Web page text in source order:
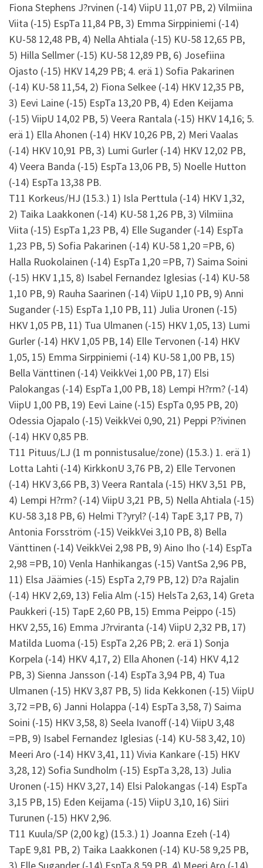
Fiona Stephens J?rvinen (-14) ViipU 11,07 PB, 2) Vilmiina
Viita (-15) EspTa 11,84 PB, 3) Emma Sirppiniemi (-14)
KU-58 12,48 PB, 4) Nella Ahtiala (-15) KU-58 12,65 PB,
5) Hilla Sellmer (-15) KU-58 12,89 PB, 6) Josefiina
Ojasto (-15) HKV 14,29 PB; 4. erä 1) Sofia Pakarinen
(-14) KU-58 11,54, 2) Fiona Selkee (-14) HKV 12,35 PB,
3) Eevi Laine (-15) EspTa 13,20 PB, 4) Eden Keijama
(-15) ViipU 14,02 PB, 5) Veera Rantala (-15) HKV 14,16; 5.
erä 1) Ella Ahonen (-14) HKV 10,26 PB, 2) Meri Vaalas
(-14) HKV 10,91 PB, 3) Lumi Gurler (-14) HKV 12,02 PB,
4) Veera Banda (-15) EspTa 13,06 PB, 5) Noelle Hutton
(-14) EspTa 13,38 PB.
T11 Korkeus/HJ (15.3.) 1) Isla Perttula (-14) HKV 1,32,
2) Taika Laakkonen (-14) KU-58 1,26 PB, 3) Vilmiina
Viita (-15) EspTa 1,23 PB, 4) Elle Sugander (-14) EspTa
1,23 PB, 5) Sofia Pakarinen (-14) KU-58 1,20 =PB, 6)
Halla Ruokolainen (-14) EspTa 1,20 =PB, 7) Saima Soini
(-15) HKV 1,15, 8) Isabel Fernandez Iglesias (-14) KU-58
1,10 PB, 9) Rauha Saarinen (-14) ViipU 1,10 PB, 9) Anni
Sugander (-15) EspTa 1,10 PB, 11) Julia Uronen (-15)
HKV 1,05 PB, 11) Tua Ulmanen (-15) HKV 1,05, 13) Lumi
Gurler (-14) HKV 1,05 PB, 14) Elle Tervonen (-14) HKV
1,05, 15) Emma Sirppiniemi (-14) KU-58 1,00 PB, 15)
Bella Vänttinen (-14) VeikkVei 1,00 PB, 17) Elsi
Palokangas (-14) EspTa 1,00 PB, 18) Lempi H?rm? (-14)
ViipU 1,00 PB, 19) Eevi Laine (-15) EspTa 0,95 PB, 20)
Odessia Ojapalo (-15) VeikkVei 0,90, 21) Peppi P?ivinen
(-14) HKV 0,85 PB.
T11 Pituus/LJ (1 m ponnistusalue/zone) (15.3.) 1. erä 1)
Lotta Lahti (-14) KirkkonU 3,76 PB, 2) Elle Tervonen
(-14) HKV 3,66 PB, 3) Veera Rantala (-15) HKV 3,51 PB,
4) Lempi H?rm? (-14) ViipU 3,21 PB, 5) Nella Ahtiala (-15)
KU-58 3,18 PB, 6) Helmi T?yryl? (-14) TapE 3,17 PB, 7)
Antonia Forsström (-15) VeikkVei 3,10 PB, 8) Bella
Vänttinen (-14) VeikkVei 2,98 PB, 9) Aino Iho (-14) EspTa
2,98 =PB, 10) Venla Hanhikangas (-15) VantSa 2,96 PB,
11) Elsa Jäämies (-15) EspTa 2,79 PB, 12) D?a Rajalin
(-14) HKV 2,69, 13) Felia Alm (-15) HelsTa 2,63, 14) Greta
Paukkeri (-15) TapE 2,60 PB, 15) Emma Peippo (-15)
HKV 2,55, 16) Emma J?rviranta (-14) ViipU 2,32 PB, 17)
Matilda Luoma (-15) EspTa 2,26 PB; 2. erä 1) Sonja
Korpela (-14) HKV 4,17, 2) Ella Ahonen (-14) HKV 4,12
PB, 3) Sienna Jansson (-14) EspTa 3,94 PB, 4) Tua
Ulmanen (-15) HKV 3,87 PB, 5) Iida Kekkonen (-15) ViipU
3,72 =PB, 6) Janni Holappa (-14) EspTa 3,58, 7) Saima
Soini (-15) HKV 3,58, 8) Seela Ivanoff (-14) ViipU 3,48
=PB, 9) Isabel Fernandez Iglesias (-14) KU-58 3,42, 10)
Meeri Aro (-14) HKV 3,41, 11) Vivia Kankare (-15) HKV
3,28, 12) Sofia Sundholm (-15) EspTa 3,28, 13) Julia
Uronen (-15) HKV 3,27, 14) Elsi Palokangas (-14) EspTa
3,15 PB, 15) Eden Keijama (-15) ViipU 3,10, 16) Siiri
Turunen (-15) HKV 2,96.
T11 Kuula/SP (2,00 kg) (15.3.) 1) Joanna Ezeh (-14)
TapE 9,81 PB, 2) Taika Laakkonen (-14) KU-58 9,25 PB,